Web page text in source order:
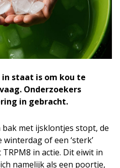
in staat is om kou te
Onderzoekers
in gebracht.
met ijsklontjes stopt, de
of een ‘sterk’
in actie. Dit eiwit in
namelijk als een poortje,